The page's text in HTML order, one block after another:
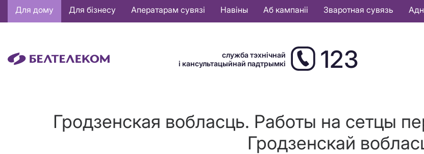
Основная
навигация
Для дому Для бізнесу Аператарам сувязі Навіны Аб кампаніі Зваротная сувязь
служба тэхнічнай
і кансультацыйнай падтрымкі
123
Гродзенская вобласць. Работы на сетцы
Гродзенскай